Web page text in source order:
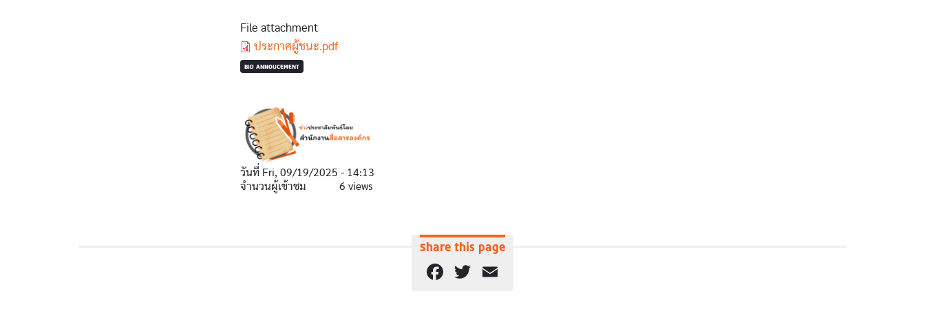
File attachment
Document
ประกาศผู้ชนะ.pdf
BID ANNOUCEMENT
วันที่ Fri, 09/19/2025 - 14:13
จำนวนผู้เข้าชม
6 views
Share this page
Facebook
Twitter